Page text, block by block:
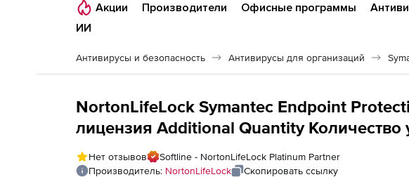
Акции Производители Офисные программы
ИИ
Антивирусы и безопасность Антивирусы для организаций
NortonLifeLock Symantec Endpoint
лицензия Additional Quantity Количество
Нет отзывов
Softline - NortonLifeLock Platinum Partner
Производитель: NortonLifeLock Скопировать ссылку